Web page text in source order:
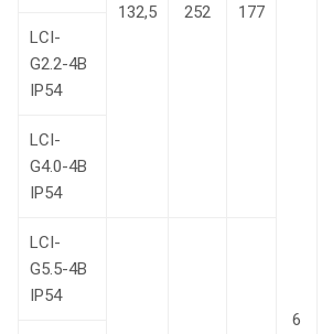
132,5 252 177
6
LCI-
G2.2-4B
IP54
LCI-
G4.0-4B
IP54
LCI-
G5.5-4B
IP54